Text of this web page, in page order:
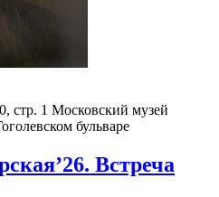
стр. 1 Московский музей
бульваре
Встреча